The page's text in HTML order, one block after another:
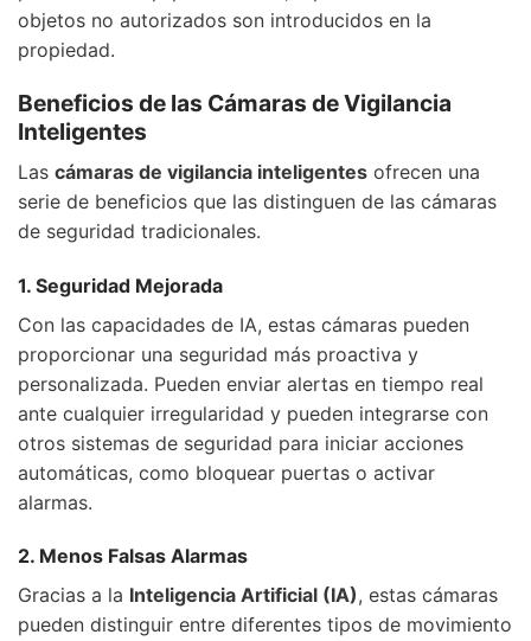
objetos no autorizados son introducidos en la
propiedad.
Beneficios de las Cámaras de Vigilancia
Inteligentes
Las cámaras de vigilancia inteligentes ofrecen una
serie de beneficios que las distinguen de las cámaras
de seguridad tradicionales.
1. Seguridad Mejorada
Con las capacidades de IA, estas cámaras pueden
proporcionar una seguridad más proactiva y
personalizada. Pueden enviar alertas en tiempo real
ante cualquier irregularidad y pueden integrarse con
otros sistemas de seguridad para iniciar acciones
automáticas, como bloquear puertas o activar
alarmas.
2. Menos Falsas Alarmas
Gracias a la Inteligencia Artificial (IA), estas cámaras
pueden distinguir entre diferentes tipos de movimiento